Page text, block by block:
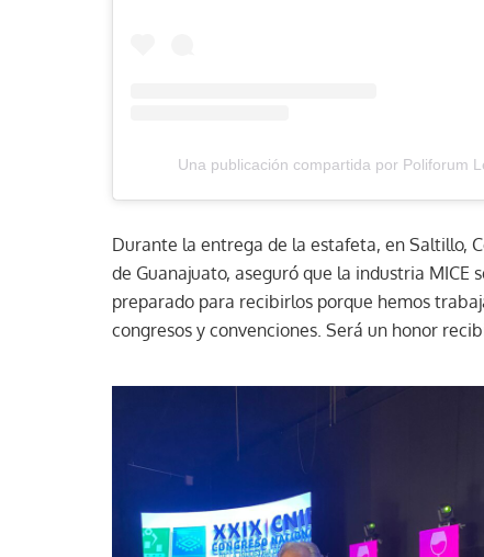
Una publicación compartida por Poliforum
Durante la entrega de la estafeta, en Saltillo,
de Guanajuato, aseguró que la industria MICE
preparado para recibirlos porque hemos
congresos y convenciones. Será un honor